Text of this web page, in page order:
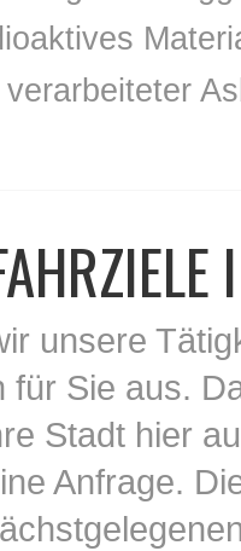
unsere
für Sie aus.
Stadt hier
Anfrage.